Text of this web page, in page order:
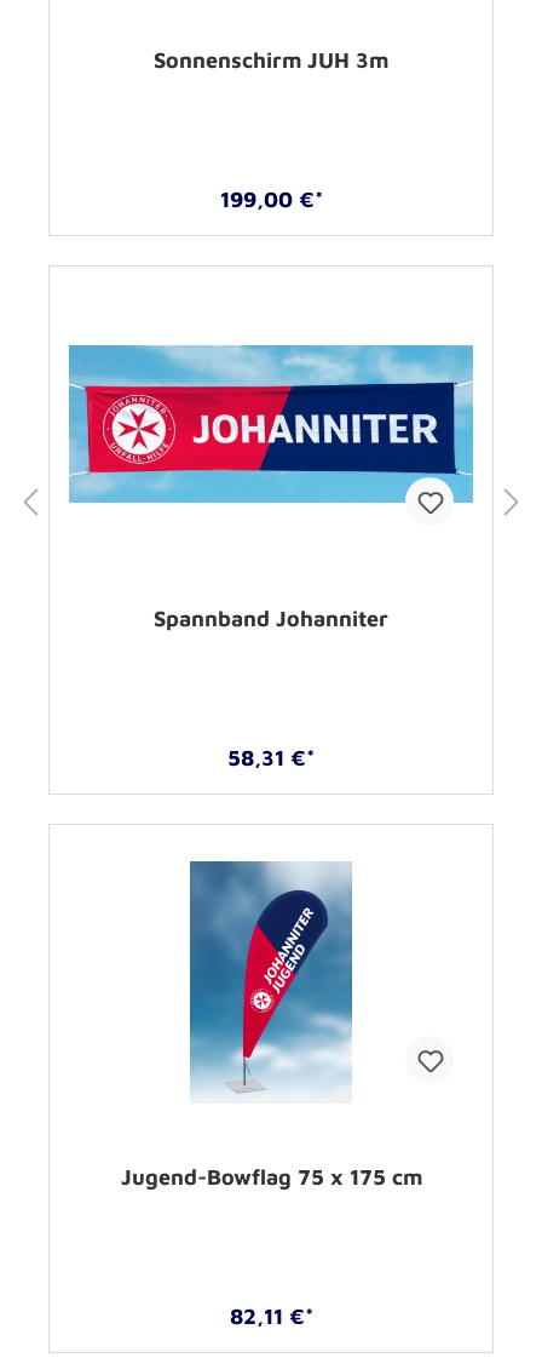
Sonnenschirm JUH 3m
199,00 €*
Spannband Johanniter
58,31 €*
Jugend-Bowflag 75 x 175 cm
82,11 €*